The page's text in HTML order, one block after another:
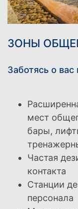
ЗОНЫ
Заботясь о
мест
бары,
Частая
контакта
Станции
персонала